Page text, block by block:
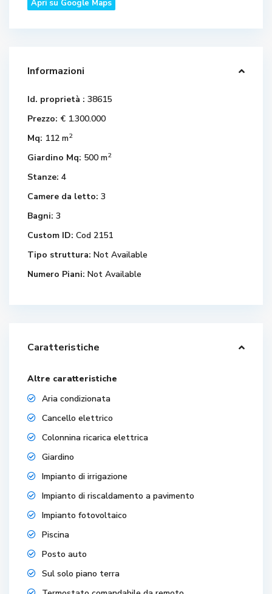
Apri su Google Maps
Informazioni
Id. proprietà : 38615
Prezzo: € 1.300.000
Mq: 112 m2
Giardino Mq: 500 m2
Stanze: 4
Camere da letto: 3
Bagni: 3
Custom ID: Cod 2151
Tipo struttura: Not Available
Numero Piani: Not Available
Caratteristiche
Altre caratteristiche
Aria condizionata
Cancello elettrico
Colonnina ricarica elettrica
Giardino
Impianto di irrigazione
Impianto di riscaldamento a pavimento
Impianto fotovoltaico
Piscina
Posto auto
Sul solo piano terra